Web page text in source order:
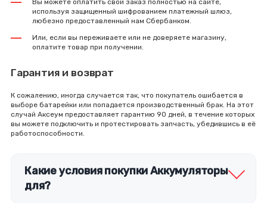
Вы можете оплатить свой заказ полностью на сайте,
используя защищенный шифрованием платежный шлюз,
любезно предоставленный нам Сбербанком.
Или, если вы переживаете или не доверяете магазину,
оплатите товар при получении.
Гарантия и возврат
К сожалению, иногда случается так, что покупатель ошибается в
выборе батарейки или попадается производственный брак. На этот
случай Аксеум предоставляет гарантию 90 дней, в течение которых
вы можете подключить и протестировать запчасть, убедившись в её
работоспособности.
Какие условия покупки Аккумуляторы
для?